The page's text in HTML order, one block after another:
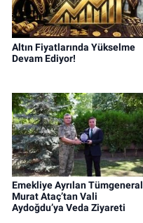
Altın Fiyatlarında Yükselme
Devam Ediyor!
Emekliye Ayrılan Tümgeneral
Murat Ataç’tan Vali
Aydoğdu’ya Veda Ziyareti